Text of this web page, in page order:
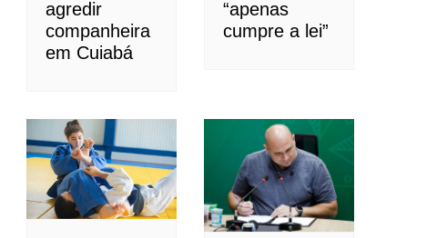
agredir
companheira
em Cuiabá
“apenas
cumpre a lei”